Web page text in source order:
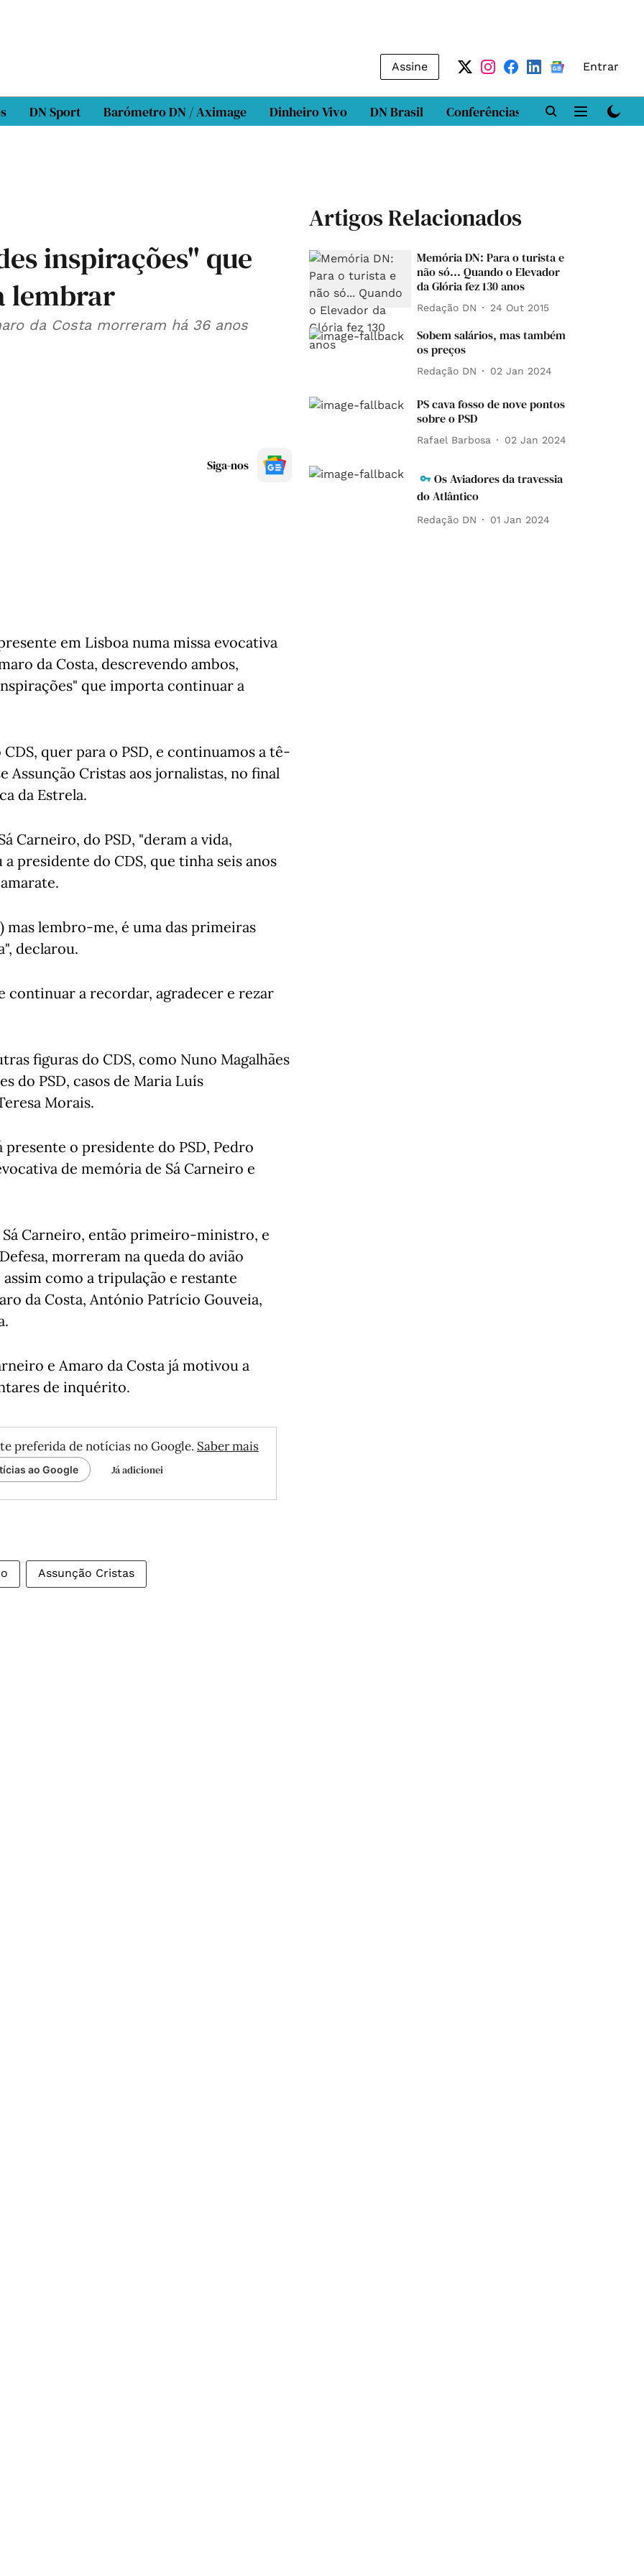
Assine Entrar
DN Sport Barómetro DN / Aximage Dinheiro Vivo DN Brasil Conferências DN LAB
inspirações" que
lembrar
da Costa morreram há 36 anos
Siga-nos
em Lisboa numa missa evocativa
da Costa, descrevendo ambos,
que importa continuar a
quer para o PSD, e continuamos a tê-
Assunção Cristas aos jornalistas, no final
da Estrela.
Carneiro, do PSD, "deram a vida,
presidente do CDS, que tinha seis anos
mas lembro-me, é uma das primeiras
declarou.
continuar a recordar, agradecer e rezar
figuras do CDS, como Nuno Magalhães
do PSD, casos de Maria Luís
Morais.
presente o presidente do PSD, Pedro
de memória de Sá Carneiro e
Sá Carneiro, então primeiro-ministro, e
morreram na queda do avião
como a tripulação e restante
da Costa, António Patrício Gouveia,
e Amaro da Costa já motivou a
de inquérito.
preferida de notícias no Google. Saber mais
ao Google Já adicionei
Assunção Cristas
Artigos Relacionados
Memória DN: Para o turista e
não só... Quando o Elevador
da Glória fez 130 anos
Redação DN 24 Out 2015
Sobem salários, mas também
os preços
Redação DN 02 Jan 2024
PS cava fosso de nove pontos
sobre o PSD
Rafael Barbosa 02 Jan 2024
Os Aviadores da travessia
do Atlântico
Redação DN 01 Jan 2024